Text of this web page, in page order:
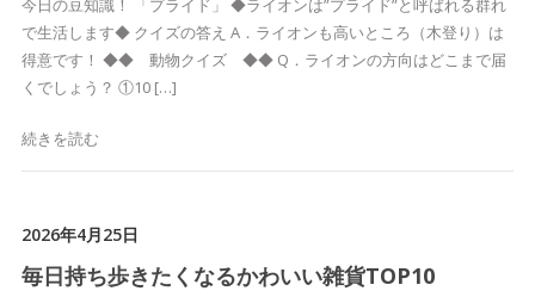
今日の豆知識！ 「プライド」 ◆ライオンは”プライド”と呼ばれる群れ
で生活します◆ クイズの答え A．ライオンも高いところ（木登り）は
得意です！ ◆◆ 動物クイズ ◆◆ Q．ライオンの方向はどこまで届
くでしょう？ ①10 […]
続きを読む
2026年4月25日
毎日持ち歩きたくなるかわいい雑貨TOP10